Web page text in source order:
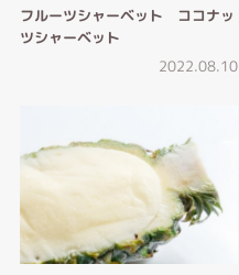
フルーツシャーベット ココナッ
ツシャーベット
2022.08.10